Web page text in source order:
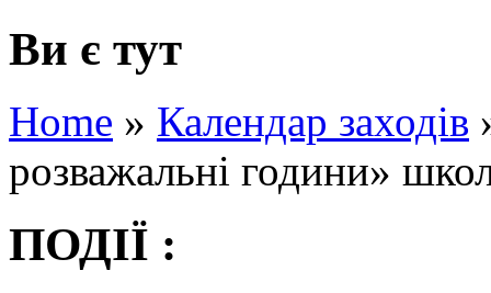
Ви є тут
Home » Календар заходів
розважальні години»
ПОДІЇ :